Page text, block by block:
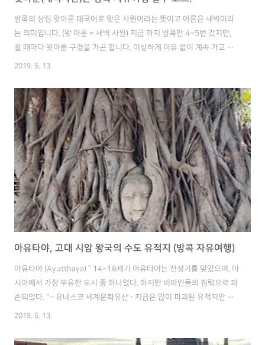
방콕의 상징 왓아룬 태국어로 왓은 사원이라는 뜻이고 아룬은 새벽이라
는 의미입니다. (왓 아룬 = 새벽 사원) 지금 까지 방콕만 4~5번 갔지만,
갈 때마다 왓아룬 구경을 가곤 합니다. 이상하게 이유 없이 계속 가고 싶
어지네요ㅎㅎ 왓아룬 야경이 워낙 유명해서 저녁에도 할 일 없으면 가서
가에 위치해 있죠. 탑을 가까이서 보면 작은 타일 조각을 붙여 만들었다
는 걸 알 수 있습니다. 정말 대단한 정성입니다! 더 가까이서 보기 위해서
는 입장료를 지불하면 되는데. 그러면 가운데 큰 탑을 올라갈 수도 있습
니다. 단, 경사가 급하니 조심하셔야 합니다. 왓아룬의 진정한 매력(최애)
포인트는 해질녁이랑 해가 뜰때입니다. 정말 아름다워서 그 시간에만
맞..
2019. 5. 13.
아유타야, 고대 시암 왕국의 수도 유적지 (방콕 자유여행)
아유타야 (Ayutthaya) " 14~18세기 아유타야는 전성기를 맞았으며, 아
시아에서 가장 부유한 도시 중 하나였다. 하지만 버마인들의 침략으로 파
손되었다. " - 유네스코 세계문화유산 - 지금은 많이 파괴된 유적지만 남
아 있지만, 예전의 영광을 느껴보기 위해 떠났습니다. 이번에는 차를 몰
따사로운 햇살을 느끼면서 한 컷ㅋ 어느 나라를 가든지 시골은 비슷하네
2019. 5. 13.